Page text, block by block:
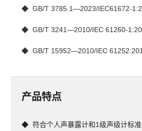
◆  GB/T 3785.1—2023/IEC61672-
◆ GB/T 3241—2010/IEC 61260-
◆ GB/T 15952—2010/IEC
产品特点
◆ 符合个人声暴露计和1级声级计标准